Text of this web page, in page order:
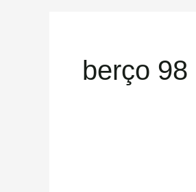
berço 98